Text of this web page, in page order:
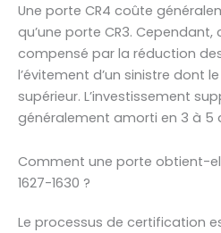
Une porte CR4 coûte
qu’une porte CR3.
compensé par la réduction
l’évitement d’un sinistre dont
supérieur. L’investissement
généralement amorti en 3 à 5
Comment une porte obtient-
1627-1630 ?
Le processus de certification